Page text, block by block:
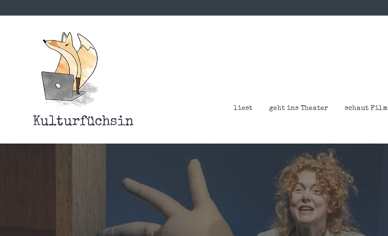
Kulturfüchsin
liest geht ins Theater schaut Film